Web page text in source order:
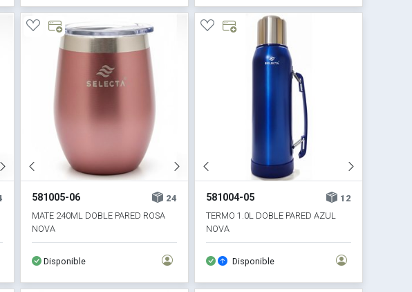
581005-06
24
MATE 240ML DOBLE PARED ROSA
NOVA
Disponible
581004-05
12
TERMO 1.0L DOBLE PARED AZUL
NOVA
Disponible